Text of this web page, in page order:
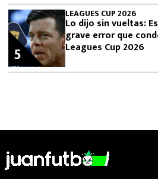
LEAGUES CUP 2026
Lo dijo sin vueltas:
grave error que
Leagues Cup 2026
5